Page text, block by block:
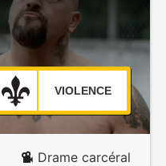
VIOLENCE
Drame carcéral